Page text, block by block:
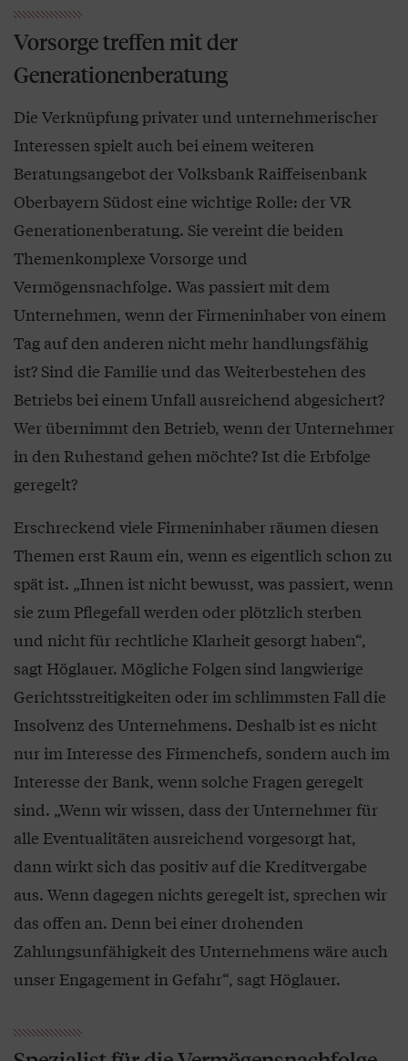
Vorsorge treffen mit der
Generationenberatung
Die Verknüpfung privater und unternehmerischer
Interessen spielt auch bei einem weiteren
Beratungsangebot der Volksbank Raiffeisenbank
Oberbayern Südost eine wichtige Rolle: der VR
Generationenberatung. Sie vereint die beiden
Themenkomplexe Vorsorge und
Vermögensnachfolge. Was passiert mit dem
Unternehmen, wenn der Firmeninhaber von einem
Tag auf den anderen nicht mehr handlungsfähig
ist? Sind die Familie und das Weiterbestehen des
Betriebs bei einem Unfall ausreichend abgesichert?
Wer übernimmt den Betrieb, wenn der Unternehmer
in den Ruhestand gehen möchte? Ist die Erbfolge
geregelt?
Erschreckend viele Firmeninhaber räumen diesen
Themen erst Raum ein, wenn es eigentlich schon zu
spät ist. „Ihnen ist nicht bewusst, was passiert, wenn
sie zum Pflegefall werden oder plötzlich sterben
und nicht für rechtliche Klarheit gesorgt haben“,
sagt Höglauer. Mögliche Folgen sind langwierige
Gerichtsstreitigkeiten oder im schlimmsten Fall die
Insolvenz des Unternehmens. Deshalb ist es nicht
nur im Interesse des Firmenchefs, sondern auch im
Interesse der Bank, wenn solche Fragen geregelt
sind. „Wenn wir wissen, dass der Unternehmer für
alle Eventualitäten ausreichend vorgesorgt hat,
dann wirkt sich das positiv auf die Kreditvergabe
aus. Wenn dagegen nichts geregelt ist, sprechen wir
das offen an. Denn bei einer drohenden
Zahlungsunfähigkeit des Unternehmens wäre auch
unser Engagement in Gefahr“, sagt Höglauer.